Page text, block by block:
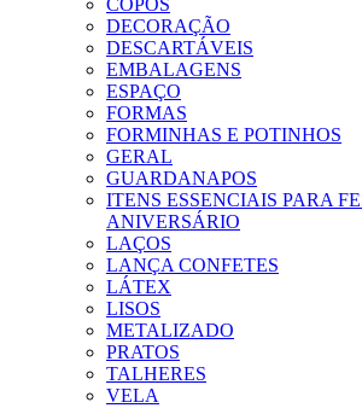
COPOS
DECORAÇÃO
DESCARTÁVEIS
EMBALAGENS
ESPAÇO
FORMAS
FORMINHAS E POTINHOS
GERAL
GUARDANAPOS
ITENS ESSENCIAIS PARA
ANIVERSÁRIO
LAÇOS
LANÇA CONFETES
LÁTEX
LISOS
METALIZADO
PRATOS
TALHERES
VELA